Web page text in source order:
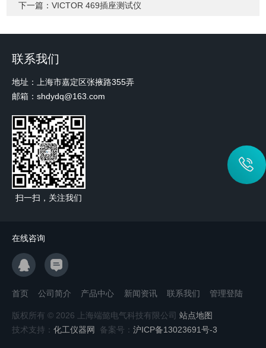
下一篇：VICTOR 469插座测试仪
联系我们
地址：上海市嘉定区张掖路355弄
邮箱：shdydq@163.com
扫一扫，关注我们
在线咨询
首页 公司简介 产品中心 新闻资讯 联系我们 管理登陆
版权所有 © 2026 上海端懿电气科技有限公司 站点地图
技术支持： 化工仪器网 备案号： 沪ICP备13023691号-3